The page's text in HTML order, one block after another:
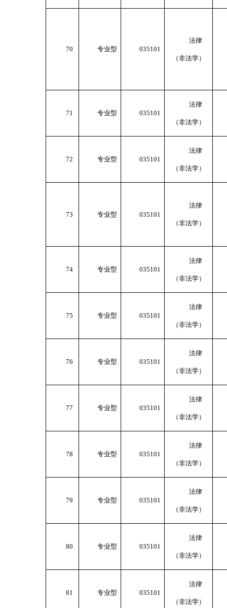
70 专业型 035101
法律
（非法学）
71 专业型 035101
法律
（非法学）
72 专业型 035101
法律
（非法学）
73 专业型 035101
法律
（非法学）
74 专业型 035101
法律
（非法学）
75 专业型 035101
法律
（非法学）
76 专业型 035101
法律
（非法学）
77 专业型 035101
法律
（非法学）
78 专业型 035101
法律
（非法学）
79 专业型 035101
法律
（非法学）
80 专业型 035101
法律
（非法学）
81 专业型 035101
法律
（非法学）